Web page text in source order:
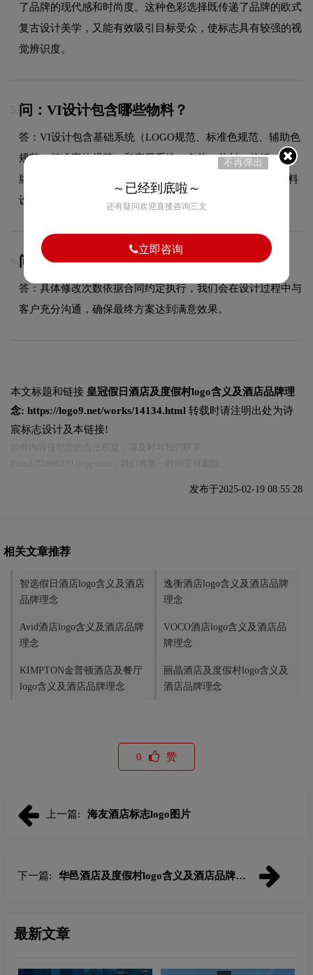
了品牌的现代感和时尚度。这种色彩选择既传递了品牌的欧式
复古设计美学，又能有效吸引目标受众，使标志具有较强的视
觉辨识度。
5. 问：VI设计包含哪些物料？
答：VI设计包含基础系统（LOGO规范、标准色规范、辅助色
规范、标准字体规范）和应用系统（名片、信封、信纸、工
牌、纸杯、手提袋、PPT模板、员工胸牌等全套企业视觉物料
设计）。
6. 问：LOGO设计包含几次免费修改？
答：具体修改次数依据合同约定执行，我们会在设计过程中与
客户充分沟通，确保最终方案达到满意效果。
本文标题和链接 皇冠假日酒店及度假村logo含义及酒店品牌理
念: https://logo9.net/works/14134.html 转载时请注明出处为诗
宸标志设计及本链接!
发布于2025-02-19 08:55:28
相关文章推荐
‌智选假日酒店logo含义及酒店
品牌理念
逸衡酒店logo含义及酒店品牌
理念
‌Avid酒店logo含义及酒店品牌
理念
VOCO酒店logo含义及酒店品
牌理念
KIMPTON金普顿酒店及餐厅
logo含义及酒店品牌理念
‌丽晶酒店及度假村logo含义及
酒店品牌理念
0 赞
上一篇: 海友酒店标志logo图片
下一篇:
‌华邑酒店及度假村logo含义及酒店品牌理
最新文章
不再弹出
～已经到底啦～
还有疑问欢迎直接咨询三文
立即咨询